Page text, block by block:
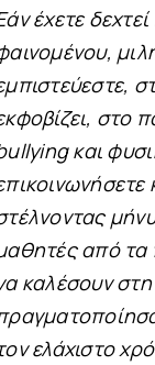
έχετε
στο
και
από τα
καλέσουν
ελάχιστο